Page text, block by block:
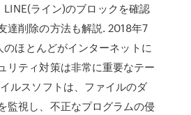
ライン)のブロックを確認
達削除の方法も解説. 2018年7
のほとんどがインターネットに
リティ対策は非常に重要なテー
ルスソフトは、ファイルのダ
監視し、不正なプログラムの侵